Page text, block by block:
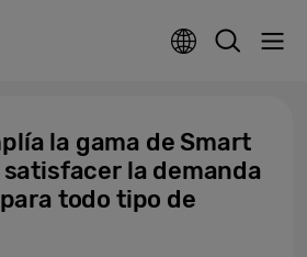
la gama de Smart
la demanda
todo tipo de